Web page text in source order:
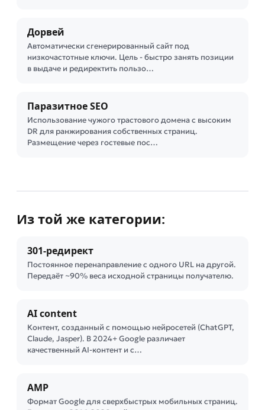
Дорвей
Автоматически сгенерированный сайт под
низкочастотные ключи. Цель - быстро занять позиции
в выдаче и редиректить пользо…
Паразитное SEO
Использование чужого трастового домена с высоким
DR для ранжирования собственных страниц.
Размещение через гостевые пос…
Из той же категории:
301-редирект
Постоянное перенаправление с одного URL на другой.
Передаёт ~90% веса исходной страницы получателю.
AI content
Контент, созданный с помощью нейросетей (ChatGPT,
Claude, Jasper). В 2024+ Google различает
качественный AI-контент и с…
AMP
Формат Google для сверхбыстрых мобильных страниц.